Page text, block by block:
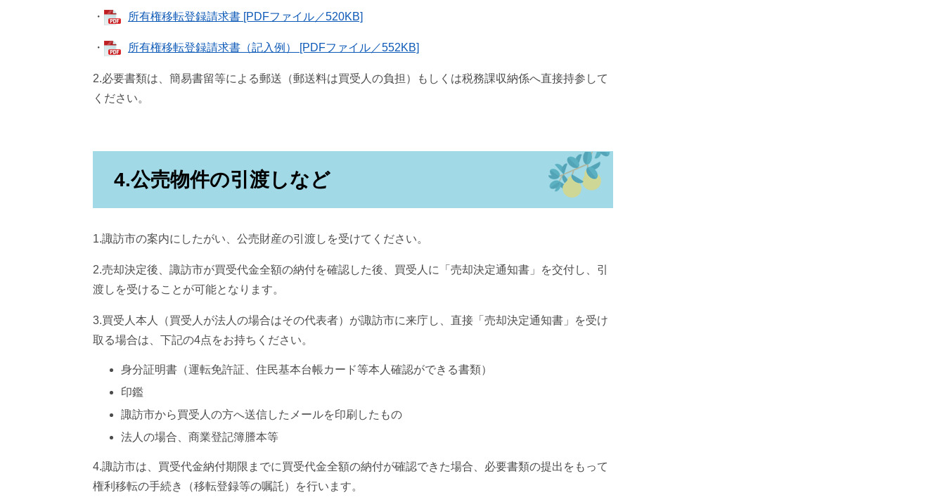
・ 所有権移転登録請求書 [PDFファイル／520KB]
・ 所有権移転登録請求書（記入例） [PDFファイル／552KB]
2.必要書類は、簡易書留等による郵送（郵送料は買受人の負担）もしくは税務課収納係へ直接持参して
ください。
4.公売物件の引渡しなど
1.諏訪市の案内にしたがい、公売財産の引渡しを受けてください。
2.売却決定後、諏訪市が買受代金全額の納付を確認した後、買受人に「売却決定通知書」を交付し、引
渡しを受けることが可能となります。
3.買受人本人（買受人が法人の場合はその代表者）が諏訪市に来庁し、直接「売却決定通知書」を受け
取る場合は、下記の4点をお持ちください。
身分証明書（運転免許証、住民基本台帳カード等本人確認ができる書類）
印鑑
諏訪市から買受人の方へ送信したメールを印刷したもの
法人の場合、商業登記簿謄本等
4.諏訪市は、買受代金納付期限までに買受代金全額の納付が確認できた場合、必要書類の提出をもって
権利移転の手続き（移転登録等の嘱託）を行います。